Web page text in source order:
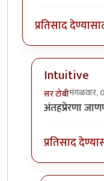
प्रतिसाद
Intuitive
सर टोबीमंगळवार,
In reply toगेले
अंतहप्रेरणा
प्रतिसाद